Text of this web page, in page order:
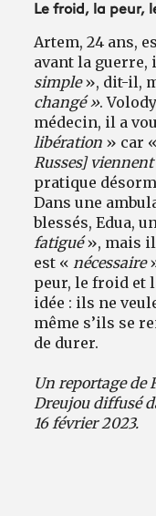
Le froid, la peur,
Artem, 24 ans,
avant la
simple», dit-il,
changé ».
médecin, il a
libération » car «
Russes]
pratique
Dans une
blessés, Edua,
fatigué», mais il
est « ​​​​​​​ nécessaire
peur, le froid et
idée : ils ne
même s’ils se
de durer.
Un reportage de
Dreujou diffusé
16 février 2023.